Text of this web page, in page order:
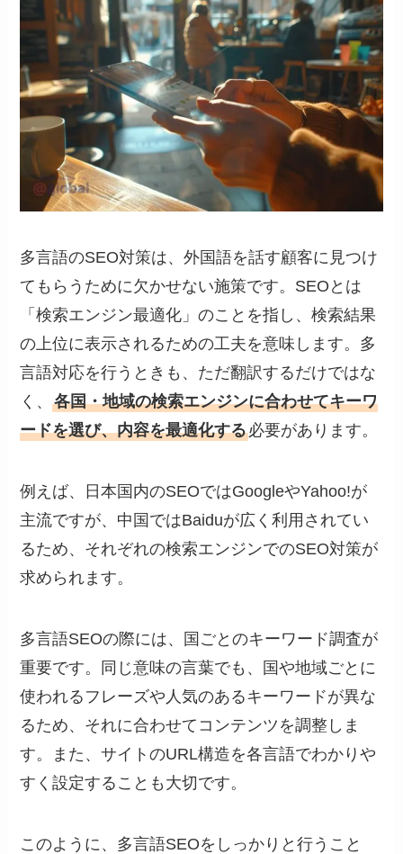
多言語のSEO対策は、外国語を話す顧客に見つけ
てもらうために欠かせない施策です。SEOとは
「検索エンジン最適化」のことを指し、検索結果
の上位に表示されるための工夫を意味します。多
言語対応を行うときも、ただ翻訳するだけではな
く、各国・地域の検索エンジンに合わせてキーワ
ードを選び、内容を最適化する必要があります。
例えば、日本国内のSEOではGoogleやYahoo!が
主流ですが、中国ではBaiduが広く利用されてい
るため、それぞれの検索エンジンでのSEO対策が
求められます。
多言語SEOの際には、国ごとのキーワード調査が
重要です。同じ意味の言葉でも、国や地域ごとに
使われるフレーズや人気のあるキーワードが異な
るため、それに合わせてコンテンツを調整しま
す。また、サイトのURL構造を各言語でわかりや
すく設定することも大切です。
このように、多言語SEOをしっかりと行うこと